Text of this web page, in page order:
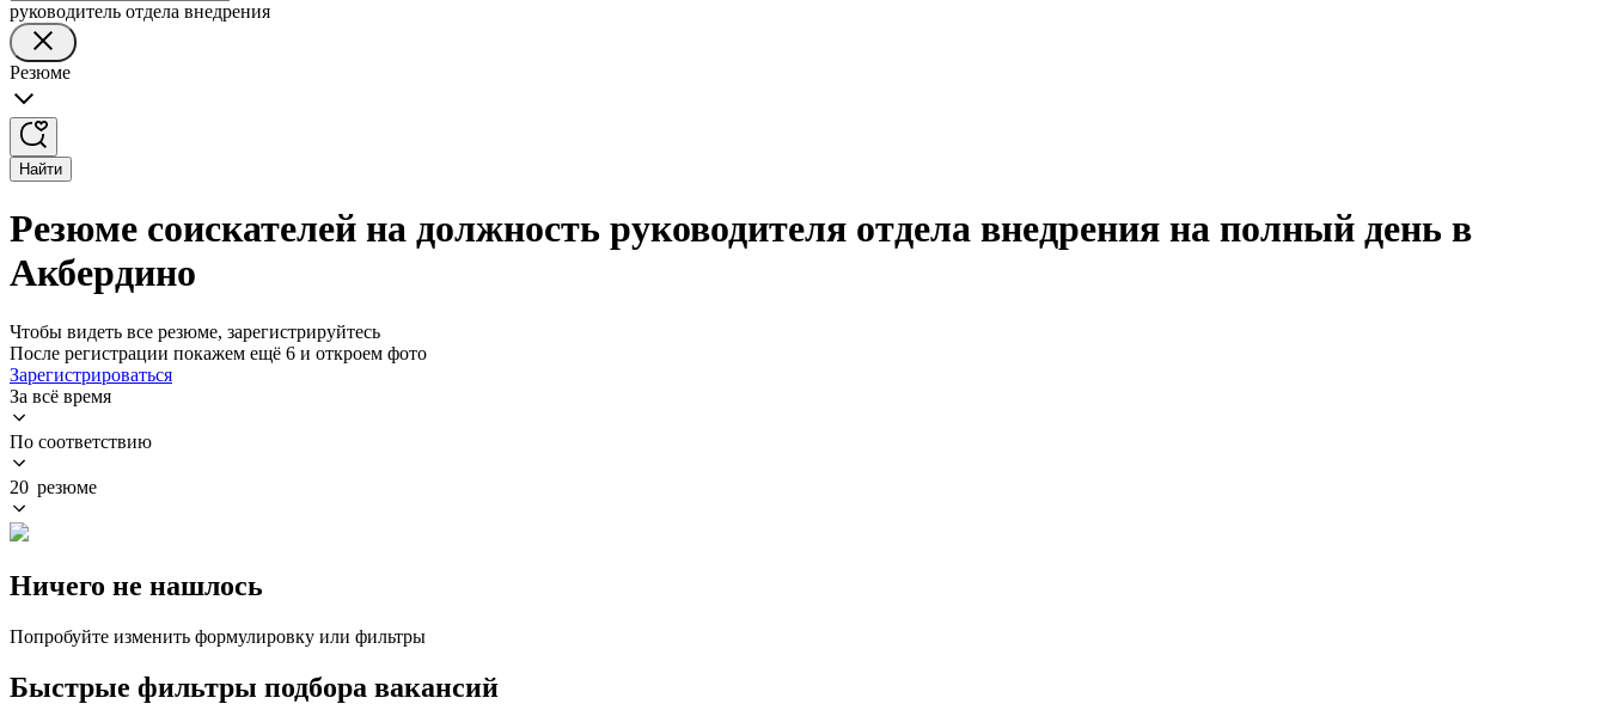
руководитель отдела внедрения
Резюме
Найти
Резюме соискателей на должность руководителя отдела внедрения на полный день в
Акбердино
Чтобы видеть все резюме, зарегистрируйтесь
После регистрации покажем ещё 6 и откроем фото
Зарегистрироваться
За всё время
По соответствию
20 резюме
Ничего не нашлось
Попробуйте изменить формулировку или фильтры
Быстрые фильтры подбора вакансий